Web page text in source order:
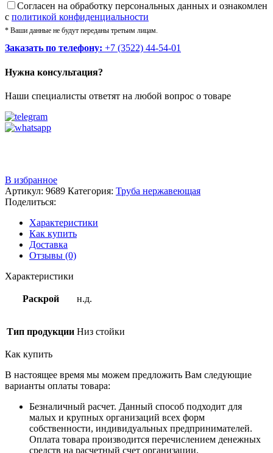
Cогласен на обработку персональных данных и ознакомлен
с политикой конфиденциальности
* Ваши данные не будут переданы третьим лицам.
Заказать по телефону: +7 (3522) 44-54-01
Нужна консультация?
Наши специалисты ответят на любой вопрос о товаре
В избранное
Артикул: 9689 Категория: Труба нержавеющая
Поделиться:
Характеристики
Как купить
Доставка
Отзывы (0)
Характеристики
Раскрой н.д.
Тип продукции Низ стойки
Как купить
В настоящее время мы можем предложить Вам следующие
варианты оплаты товара:
Безналичный расчет. Данный способ подходит для
малых и крупных организаций всех форм
собственности, индивидуальных предпринимателей.
Оплата товара производится перечислением денежных
средств на расчетный счет организации.